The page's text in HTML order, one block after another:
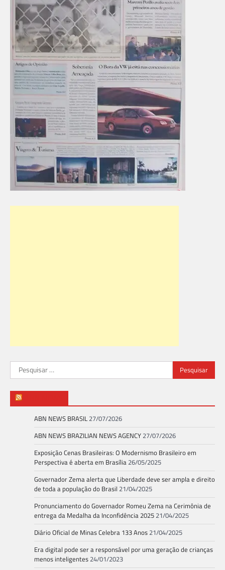
Pesquisar
por:
ABN NEWS BRASIL 27/07/2026
ABN NEWS BRAZILIAN NEWS AGENCY 27/07/2026
Exposição Cenas Brasileiras: O Modernismo Brasileiro em
Perspectiva é aberta em Brasília 26/05/2025
Governador Zema alerta que Liberdade deve ser ampla e direito
de toda a população do Brasil 21/04/2025
Pronunciamento do Governador Romeu Zema na Cerimônia de
entrega da Medalha da Inconfidência 2025 21/04/2025
Diário Oficial de Minas Celebra 133 Anos 21/04/2025
Era digital pode ser a responsável por uma geração de crianças
menos inteligentes 24/01/2023